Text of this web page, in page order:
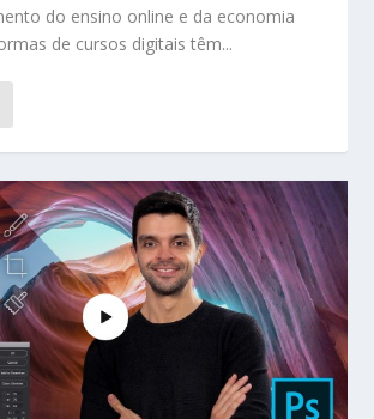
do ensino online e da economia
de cursos digitais têm...